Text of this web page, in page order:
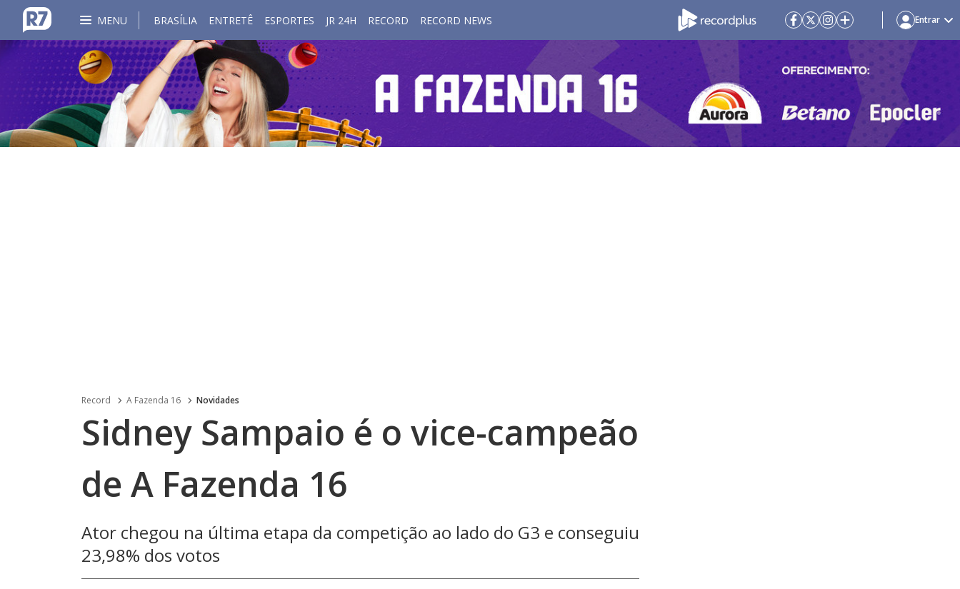
MENU BRASÍLIA ENTRETÊ ESPORTES JR 24H RECORD RECORD NEWS Entrar
Record A Fazenda 16 Novidades
Sidney Sampaio é o vice-campeão
de A Fazenda 16
Ator chegou na última etapa da competição ao lado do G3 e conseguiu
23,98% dos votos